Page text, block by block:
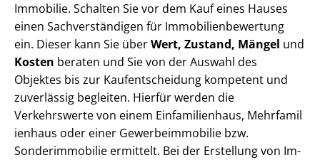
Immobilie. Schalten Sie vor dem Kauf eines Hauses
einen Sach­ver­stän­di­gen für Im­mo­bi­li­en­be­wer­tung
ein. Dieser kann Sie überWert, Zustand, Mängel und
Kosten beraten und Sie von der Auswahl des
Objektes bis zur Kauf­ent­schei­dung kompetent und
zuverlässig begleiten. Hierfür werden die
Verkehrswerte von einem Einfamilienhaus, Mehr­fa­mi­l
i­en­haus oder einer Ge­wer­be­im­mo­bi­lie bzw.
Sonderimmobilie ermittelt. Bei der Erstellung von Im­